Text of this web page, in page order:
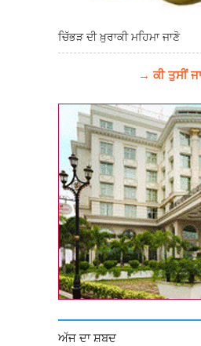
ਚਿੱਭੜ ਦੀ ਖ਼ੁਰਾਕੀ ਮਹਿਮਾ ਜਾਣੋ
→ ਕੀ ਤੁਸੀਂ
ਅੱਜ ਦਾ ਸ਼ਬਦ